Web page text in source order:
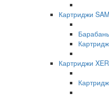
Картриджи
Картриджи